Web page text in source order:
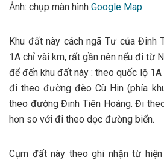
Ảnh: chụp màn hình Google Map
Khu đất này cách ngã Tư của Đinh
1A chỉ vài km, rất gần nên nếu đi từ
để đến khu đất này : theo quốc lộ
đi theo đường đèo Cù Hin (phía
theo đường Đinh Tiên Hoàng. Đi
hơn so với đi theo dọc đường biển.
Cụm đất này theo ghi nhận từ